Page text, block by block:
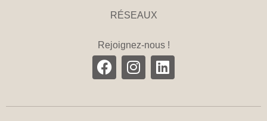
RÉSEAUX
Rejoignez-nous !